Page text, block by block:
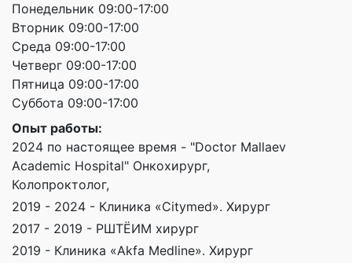
Понедельник 09:00-17:00
Вторник 09:00-17:00
Среда 09:00-17:00
Четверг 09:00-17:00
Пятница 09:00-17:00
Суббота 09:00-17:00
Опыт работы:
2024 по настоящее время - "Doctor Mallaev
Academic Hospital" Онкохирург,
Колопроктолог,
2019 - 2024 - Клиника «Citymed». Хирург
2017 - 2019 - РШТЁИМ хирург
2019 - Клиника «Akfa Medline». Хирург